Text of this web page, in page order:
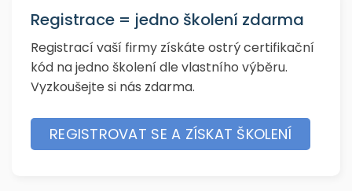
Registrace = jedno školení zdarma
Registrací vaší firmy získáte ostrý certifikační
kód na jedno školení dle vlastního výběru.
Vyzkoušejte si nás zdarma.
REGISTROVAT SE A ZÍSKAT ŠKOLENÍ